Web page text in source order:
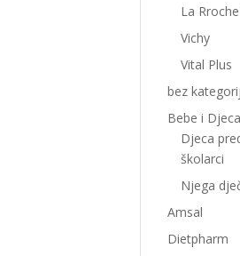
La
Vichy
Vital Plus
bez
Bebe i Djeca
Djeca
školarci
Njega
Amsal
Dietpharm